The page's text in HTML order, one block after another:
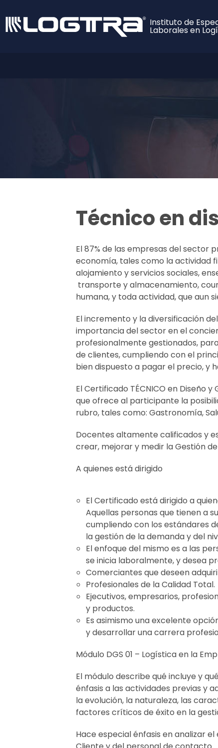
Instituto de
Laborales en
Técnico en
El 87% de las empresas del sector
economía, tales como la actividad
alojamiento y servicios sociales,
transporte y almacenamiento,
humana, y toda actividad, que aun
El incremento y la diversificación
importancia del sector en el
profesionalmente gestionados,
de clientes, cumpliendo con el
bien dispuesto a pagar el precio, y
ElCertificado TÉCNICO en Diseño y
que ofrece al participante la
rubro, tales como: Gastronomía,
Docentes altamente calificados y
crear, mejorar y medir la Gestión de
A quienes está dirigido
El Certificado está dirigido a
Aquellas personas que tienen a
cumpliendo con los estándares
la gestión de la demanda y del
El enfoque del mismo es a las
se inicia laboralmente, y desea
Comerciantes que deseen
Profesionales de la Calidad Total.
Ejecutivos, empresarios,
y productos.
Es asimismo una excelente
y desarrollar una carrera
Módulo DGS 01 – Logística en la
El módulo describe qué incluye y
énfasis a las actividades previas y
la evolución, la naturaleza, las
factores críticos de éxito en la
Hace especial énfasis en analizar